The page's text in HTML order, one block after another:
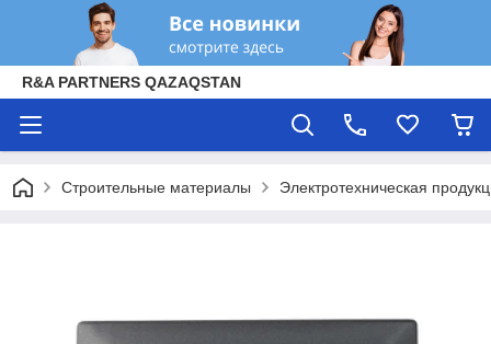
R&A PARTNERS QAZAQSTAN
Строительные материалы Электротехническая